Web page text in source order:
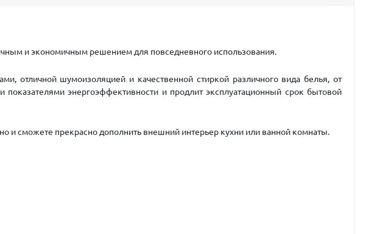
и экономичным решением для повседневного использования.
отличной шумоизоляцией и качественной стиркой различного вида белья, от
энергоэффективности и продлит эксплуатационный срок бытовой
и сможете прекрасно дополнить внешний интерьер кухни или ванной комнаты.